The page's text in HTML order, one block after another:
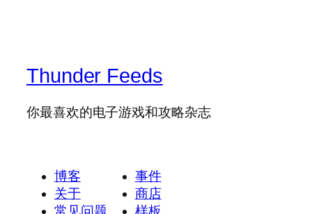
Thunder Feeds
你最喜欢的电子游戏和攻略杂志
博客
关于
常见问题
事件
商店
样板